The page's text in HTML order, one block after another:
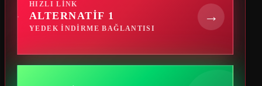
HIZLI LINK
ALTERNATIF 1
YEDEK INDIRME BAĞLANTISI
→